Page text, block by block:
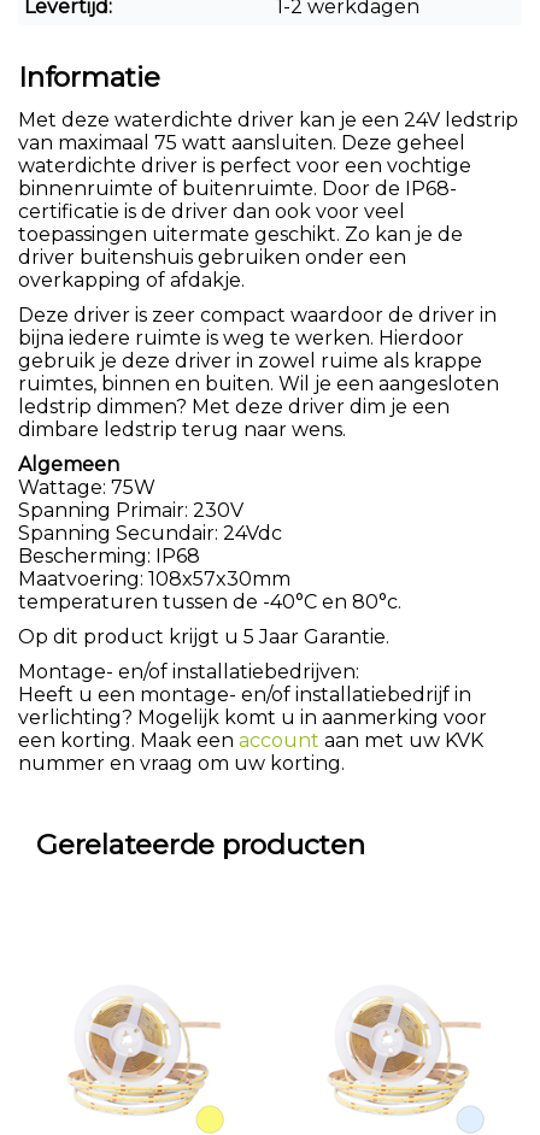
Levertijd:
1-2 werkdagen
Informatie
Met deze waterdichte driver kan je een 24V ledstrip
van maximaal 75 watt aansluiten. Deze geheel
waterdichte driver is perfect voor een vochtige
binnenruimte of buitenruimte. Door de IP68-
certificatie is de driver dan ook voor veel
toepassingen uitermate geschikt. Zo kan je de
driver buitenshuis gebruiken onder een
overkapping of afdakje.
Deze driver is zeer compact waardoor de driver in
bijna iedere ruimte is weg te werken. Hierdoor
gebruik je deze driver in zowel ruime als krappe
ruimtes, binnen en buiten. Wil je een aangesloten
ledstrip dimmen? Met deze driver dim je een
dimbare ledstrip terug naar wens.
Algemeen
Wattage: 75W
Spanning Primair: 230V
Spanning Secundair: 24Vdc
Bescherming: IP68
Maatvoering: 108x57x30mm
temperaturen tussen de -40°C en 80°c.
Op dit product krijgt u 5 Jaar Garantie.
Montage- en/of installatiebedrijven:
Heeft u een montage- en/of installatiebedrijf in
verlichting? Mogelijk komt u in aanmerking voor
een korting. Maak een account aan met uw KVK
nummer en vraag om uw korting.
Gerelateerde producten